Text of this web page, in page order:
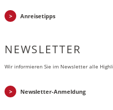
Anreisetipps
NEWSLETTER
Wir informieren Sie im Newsletter alle
Newsletter-Anmeldung